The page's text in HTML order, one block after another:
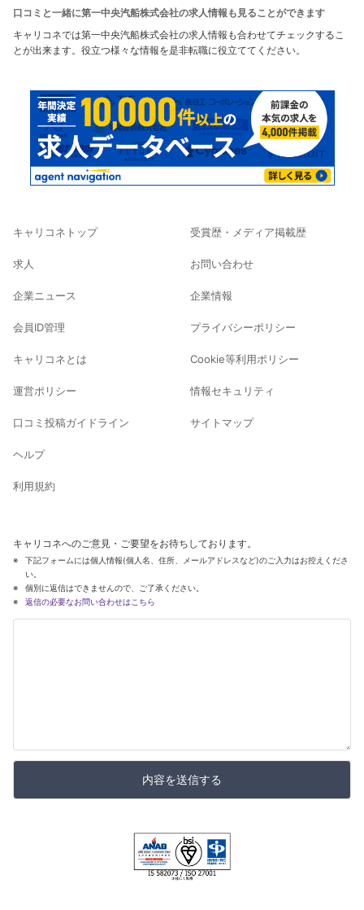
口コミと一緒に第一中央汽船株式会社の求人情報も見ることができます
キャリコネでは第一中央汽船株式会社の求人情報も合わせてチェックするこ
とが出来ます。役立つ様々な情報を是非転職に役立ててください。
キャリコネトップ
求人
企業ニュース
会員ID管理
キャリコネとは
運営ポリシー
口コミ投稿ガイドライン
ヘルプ
利用規約
受賞歴・メディア掲載歴
お問い合わせ
企業情報
プライバシーポリシー
Cookie等利用ポリシー
情報セキュリティ
サイトマップ
キャリコネへのご意見・ご要望をお待ちしております。
下記フォームには個人情報(個人名、住所、メールアドレスなど)のご入力はお控えくださ
い。
個別に返信はできませんので、ご了承ください。
返信の必要なお問い合わせはこちら
内容を送信する